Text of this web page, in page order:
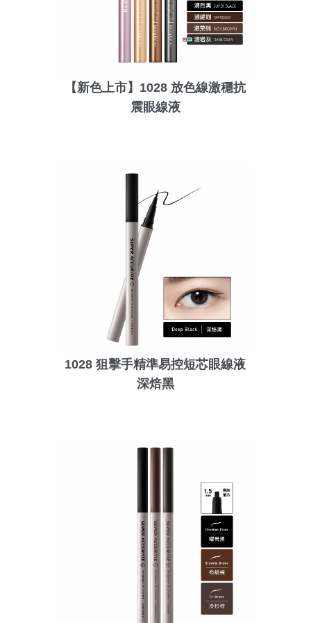
【新色上市】1028 放色線激穩抗
震眼線液
1028 狙擊手精準易控短芯眼線液
深焙黑